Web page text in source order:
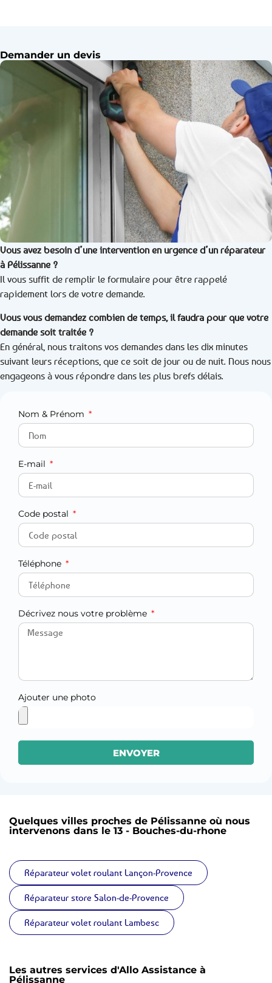
Demander un devis
Vous avez besoin d’une intervention en urgence d’un réparateur
à Pélissanne ?
Il vous suffit de remplir le formulaire pour être rappelé
rapidement lors de votre demande.
Vous vous demandez combien de temps, il faudra pour que votre
demande soit traitée ?
En général, nous traitons vos demandes dans les dix minutes
suivant leurs réceptions, que ce soit de jour ou de nuit. Nous nous
engageons à vous répondre dans les plus brefs délais.
Nom & Prénom
E-mail
Code postal
Téléphone
Décrivez nous votre problème
Ajouter une photo
ENVOYER
Quelques villes proches de Pélissanne où nous
intervenons dans le 13 - Bouches-du-rhone
Réparateur volet roulant Lançon-Provence
Réparateur store Salon-de-Provence
Réparateur volet roulant Lambesc
Les autres services d'Allo Assistance à
Pélissanne